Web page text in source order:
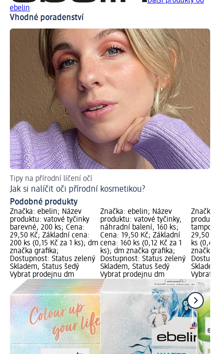
ebelin
Vhodné poradenství
Tipy na přírodní líčení očí
Jak si nalíčit oči přírodní kosmetikou?
Podobné produkty
Značka: ebelin; Název
produktu: vatové tyčinky
barevné, 200 ks; Cena:
29,50 Kč; Základní cena:
200 ks (0,15 Kč za 1 ks); dm
značka grafika;
Dostupnost: Status zelený
Skladem, Status šedý
Vybrat prodejnu dm
Značka: ebelin; Název
produktu: vatové tyčinky,
náhradní balení, 160 ks;
Cena: 19,50 Kč; Základní
cena: 160 ks (0,12 Kč za 1
ks); dm značka grafika;
Dostupnost: Status zelený
Skladem, Status šedý
Vybrat prodejnu dm
Značka:
29,50
ks (0,49
značka
Vybrat